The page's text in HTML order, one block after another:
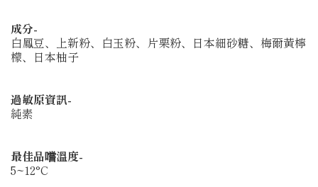
成分-
白鳳豆、上新粉、白玉粉、片栗粉、日本細砂糖、梅爾黃檸
檬、日本柚子
過敏原資訊-
純素
最佳品嚐溫度-
5~12°C